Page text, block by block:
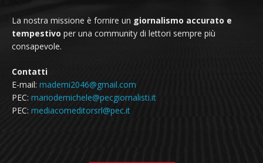
La nostra missione è fornire un giornalismo accurato e
tempestivo per una community di lettori sempre più
consapevole.
Contatti
E-mail: mademi2046@gmail.com
PEC: mariodemichele@pecgiornalisti.it
PEC: mediacomeditorsrl@pec.it